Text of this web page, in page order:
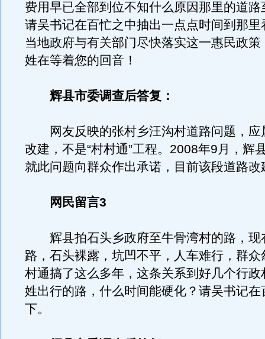
费用早已全部到位不知什么原因那里的道路
请吴书记在百忙之中抽出一点点时间到那里
当地政府与有关部门尽快落实这一惠民政
姓在等着您的回音！
辉县市委调查后答复：
网友反映的张村乡汪沟村道路问题，应
改建，不是“村村通”工程。2008年9月，辉
就此问题向群众作出承诺，目前该段道路改
网民留言3
辉县拍石头乡政府至牛骨湾村的路，现
路，石头裸露，坑凹不平，人车难行，群众
村通搞了这么多年，这条关系到好几个行政
姓出行的路，什么时间能硬化？请吴书记在
下。